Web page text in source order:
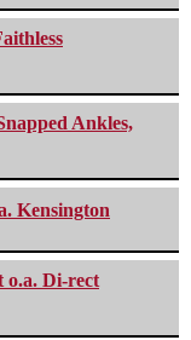
Ankles,
Kensington
o.a. Di-rect